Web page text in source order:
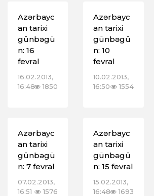
Azərbayc
an tarixi
günbəgü
n: 16
fevral
16.02.2013,
16:48
1850
Azərbayc
an tarixi
günbəgü
n: 10
fevral
10.02.2013,
16:50
1554
Azərbayc
an tarixi
günbəgü
n: 7 fevral
07.02.2013,
16:51
1576
Azərbayc
an tarixi
günbəgü
n: 15 fevral
15.02.2013,
16:48
1693